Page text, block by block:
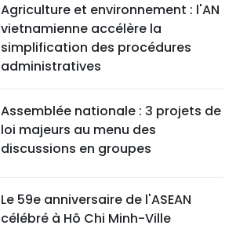
Agriculture et environnement : l'AN
vietnamienne accélère la
simplification des procédures
administratives
Assemblée nationale : 3 projets de
loi majeurs au menu des
discussions en groupes
Le 59e anniversaire de l'ASEAN
célébré à Hô Chi Minh-Ville